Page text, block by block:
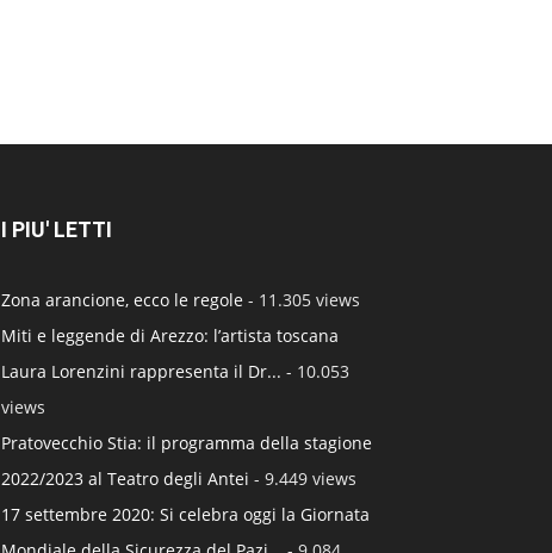
I PIU' LETTI
Zona arancione, ecco le regole - 11.305 views
Miti e leggende di Arezzo: l’artista toscana
Laura Lorenzini rappresenta il Dr... - 10.053
views
Pratovecchio Stia: il programma della stagione
2022/2023 al Teatro degli Antei - 9.449 views
17 settembre 2020: Si celebra oggi la Giornata